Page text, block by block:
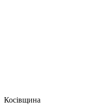
Косівщина